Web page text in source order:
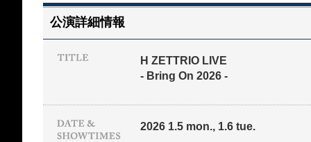
公演詳細情報
H ZETTRIO LIVE
- Bring On 2026 -
2026 1.5 mon., 1.6 tue.